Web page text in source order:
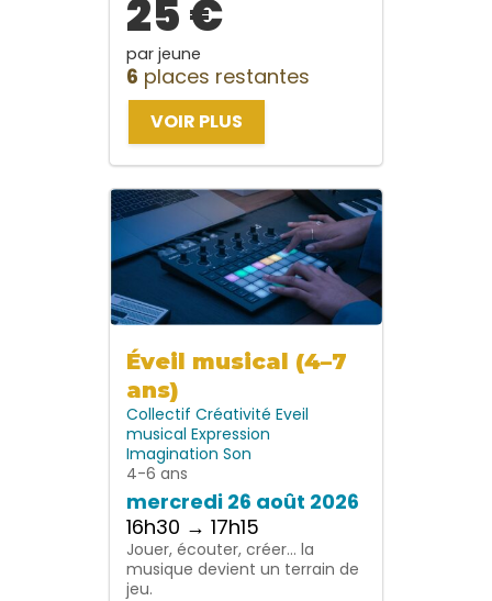
25 €
par jeune
6 places restantes
VOIR PLUS
Éveil musical (4–7
ans)
Collectif Créativité Eveil
musical Expression
Imagination Son
4-6 ans
mercredi 26 août 2026
16h30 → 17h15
Jouer, écouter, créer… la
musique devient un terrain de
jeu.